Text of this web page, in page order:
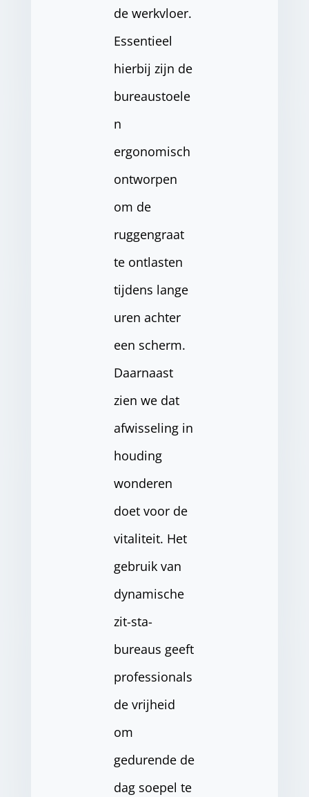
de werkvloer.
Essentieel
hierbij zijn de
bureaustoele
n
ergonomisch
ontworpen
om de
ruggengraat
te ontlasten
tijdens lange
uren achter
een scherm.
Daarnaast
zien we dat
afwisseling in
houding
wonderen
doet voor de
vitaliteit. Het
gebruik van
dynamische
zit-sta-
bureaus geeft
professionals
de vrijheid
om
gedurende de
dag soepel te